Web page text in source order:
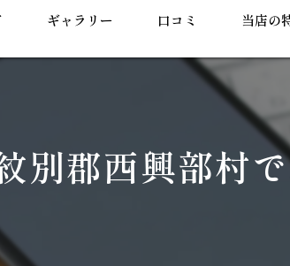
ギャラリー 口コミ 当店の
半個室
海鮮
別郡西興部村